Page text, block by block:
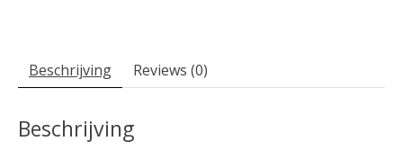
Beschrijving Reviews (0)
Beschrijving